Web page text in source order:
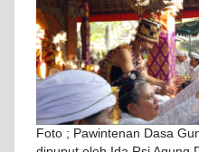
Foto ; Pawintenan Dasa